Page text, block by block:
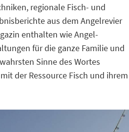
regionale Fisch- und
aus dem Angelrevier
enthalten wie Angel-
für die ganze Familie und
Sinne des Wortes
der Ressource Fisch und ihrem